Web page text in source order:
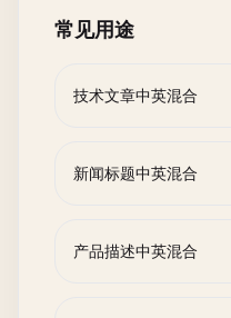
常见用途
技术文章中英混合
新闻标题中英混合
产品描述中英混合